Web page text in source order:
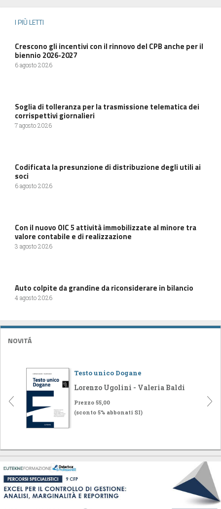
I PIÙ LETTI
Crescono gli incentivi con il rinnovo del CPB anche per il
biennio 2026-2027
6 agosto 2026
Soglia di tolleranza per la trasmissione telematica dei
corrispettivi giornalieri
7 agosto 2026
Codificata la presunzione di distribuzione degli utili ai
soci
6 agosto 2026
Con il nuovo OIC 5 attività immobilizzate al minore tra
valore contabile e di realizzazione
3 agosto 2026
Auto colpite da grandine da riconsiderare in bilancio
4 agosto 2026
NOVITÁ
Testo unico Dogane
Lorenzo Ugolini - Valeria Baldi
Prezzo 55,00
(sconto 5% abbonati SI)